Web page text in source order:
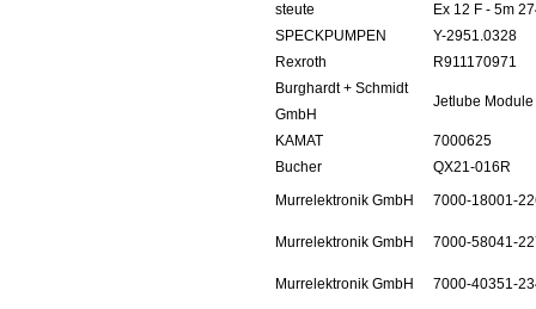
steute
Ex 12 F - 5m
SPECKPUMPEN
Y-2951.0328
Rexroth
R911170971
Burghardt + Schmidt
GmbH
Jetlube
KAMAT
7000625
Bucher
QX21-016R
Murrelektronik GmbH
7000-18001-
Murrelektronik GmbH 7000-58041-
Murrelektronik GmbH 7000-40351-